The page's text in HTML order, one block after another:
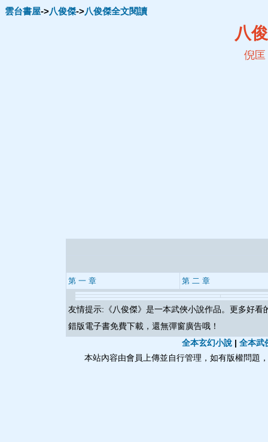
雲台書屋->八俊傑->八俊傑全文閱讀
八
倪匡
第 一 章 第 二 章
友情提示:《八俊傑》是一本武俠小說作品。更多好看
錯版電子書免費下載，還無彈窗廣告哦！
全本玄幻小說 | 全本武
本站內容由會員上傳並自行管理，如有版權問題